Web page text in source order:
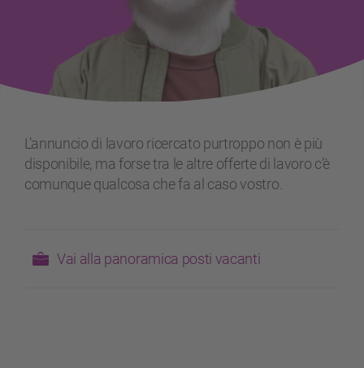
L’annuncio di lavoro ricercato purtroppo non è più
disponibile, ma forse tra le altre offerte di lavoro c’è
comunque qualcosa che fa al caso vostro.
Vai alla panoramica posti vacanti